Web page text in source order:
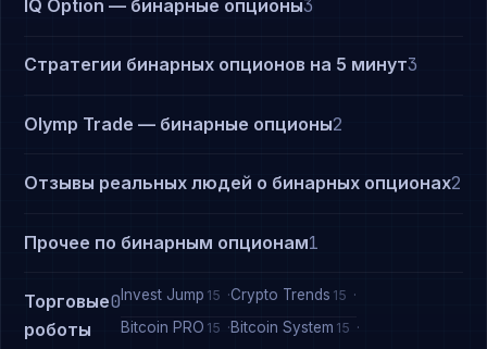
IQ Option — бинарные опционы3
Стратегии бинарных опционов на 5 минут3
Olymp Trade — бинарные опционы2
Отзывы реальных людей о бинарных опционах2
Прочее по бинарным опционам1
Торговые
роботы
0 Invest Jump 15 Crypto Trends 15
Bitcoin PRO 15 Bitcoin System 15